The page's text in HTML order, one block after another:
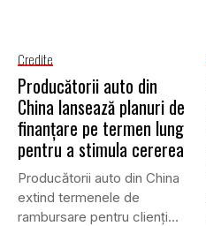
Credite
Producătorii auto din
China lansează planuri de
finanțare pe termen lung
pentru a stimula cererea
Producătorii auto din China
extind termenele de
rambursare pentru clienți